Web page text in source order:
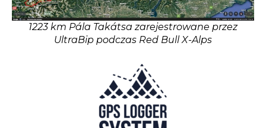
1223 km Pála Takátsa zarejestrowane przez
UltraBip podczas Red Bull X-Alps